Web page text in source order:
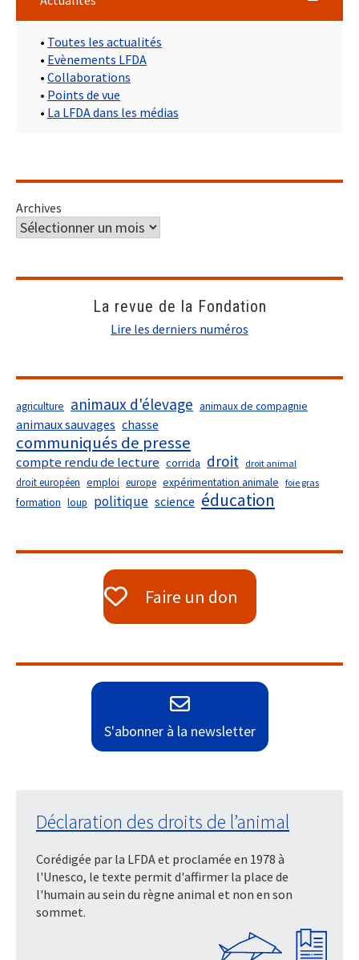
• Toutes les actualités
• Evènements LFDA
• Collaborations
• Points de vue
• La LFDA dans les médias
Archives
La revue de la Fondation
Lire les derniers numéros
agriculture animaux d'élevage animaux de compagnie
animaux sauvages chasse
communiqués de presse
compte rendu de lecture corrida droit droit animal
droit européen emploi europe expérimentation animale foie gras
formation loup politique science éducation
Faire un don
S'abonner à la newsletter
Déclaration des droits de l’animal
Corédigée par la LFDA et proclamée en 1978 à
l'Unesco, le texte permit d'affirmer la place de
l'humain au sein du règne animal et non en son
sommet.